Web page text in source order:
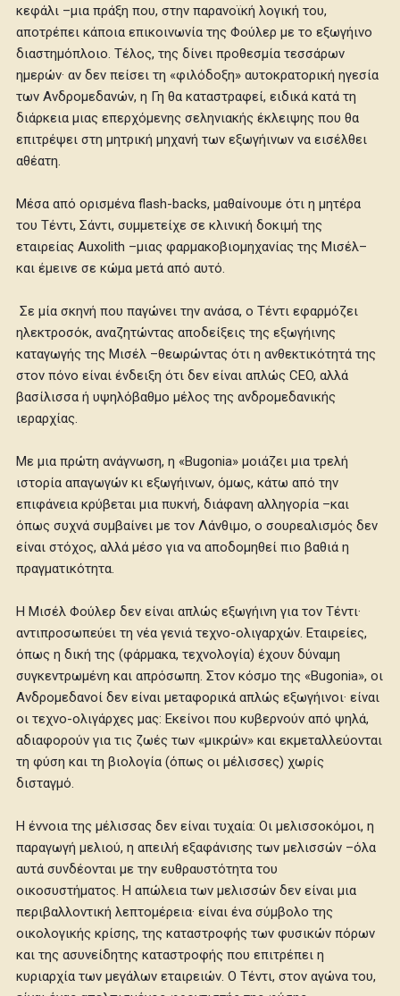
κεφάλι –μια πράξη που, στην παρανοϊκή λογική του,
αποτρέπει κάποια επικοινωνία της Φούλερ με το εξωγήινο
διαστημόπλοιο. Τέλος, της δίνει προθεσμία τεσσάρων
ημερών· αν δεν πείσει τη «φιλόδοξη» αυτοκρατορική ηγεσία
των Ανδρομεδανών, η Γη θα καταστραφεί, ειδικά κατά τη
διάρκεια μιας επερχόμενης σεληνιακής έκλειψης που θα
επιτρέψει στη μητρική μηχανή των εξωγήινων να εισέλθει
αθέατη.
Μέσα από ορισμένα flash-backs, μαθαίνουμε ότι η μητέρα
του Τέντι, Σάντι, συμμετείχε σε κλινική δοκιμή της
εταιρείας Auxolith –μιας φαρμακοβιομηχανίας της Μισέλ–
και έμεινε σε κώμα μετά από αυτό.
Σε μία σκηνή που παγώνει την ανάσα, ο Τέντι εφαρμόζει
ηλεκτροσόκ, αναζητώντας αποδείξεις της εξωγήινης
καταγωγής της Μισέλ –θεωρώντας ότι η ανθεκτικότητά της
στον πόνο είναι ένδειξη ότι δεν είναι απλώς CEO, αλλά
βασίλισσα ή υψηλόβαθμο μέλος της ανδρομεδανικής
ιεραρχίας.
Με μια πρώτη ανάγνωση, η «Bugonia» μοιάζει μια τρελή
ιστορία απαγωγών κι εξωγήινων, όμως, κάτω από την
επιφάνεια κρύβεται μια πυκνή, διάφανη αλληγορία –και
όπως συχνά συμβαίνει με τον Λάνθιμο, ο σουρεαλισμός δεν
είναι στόχος, αλλά μέσο για να αποδομηθεί πιο βαθιά η
πραγματικότητα.
Η Μισέλ Φούλερ δεν είναι απλώς εξωγήινη για τον Τέντι·
αντιπροσωπεύει τη νέα γενιά τεχνο-ολιγαρχών. Εταιρείες,
όπως η δική της (φάρμακα, τεχνολογία) έχουν δύναμη
συγκεντρωμένη και απρόσωπη. Στον κόσμο της «Bugonia», οι
Ανδρομεδανοί δεν είναι μεταφορικά απλώς εξωγήινοι· είναι
οι τεχνο-ολιγάρχες μας: Εκείνοι που κυβερνούν από ψηλά,
αδιαφορούν για τις ζωές των «μικρών» και εκμεταλλεύονται
τη φύση και τη βιολογία (όπως οι μέλισσες) χωρίς
δισταγμό.
Η έννοια της μέλισσας δεν είναι τυχαία: Οι μελισσοκόμοι, η
παραγωγή μελιού, η απειλή εξαφάνισης των μελισσών –όλα
αυτά συνδέονται με την ευθραυστότητα του
οικοσυστήματος. Η απώλεια των μελισσών δεν είναι μια
περιβαλλοντική λεπτομέρεια· είναι ένα σύμβολο της
οικολογικής κρίσης, της καταστροφής των φυσικών πόρων
και της ασυνείδητης καταστροφής που επιτρέπει η
κυριαρχία των μεγάλων εταιρειών. Ο Τέντι, στον αγώνα του,